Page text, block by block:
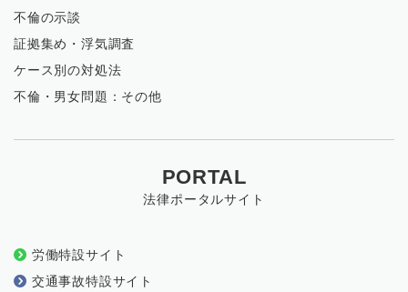
不倫の示談
証拠集め・浮気調査
ケース別の対処法
不倫・男女問題：その他
PORTAL
法律ポータルサイト
労働特設サイト
交通事故特設サイト